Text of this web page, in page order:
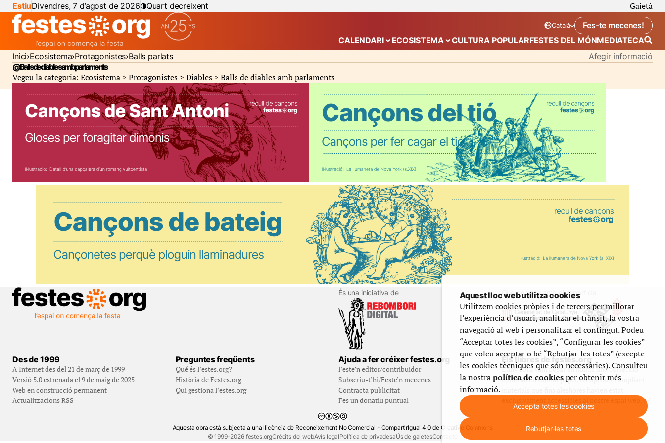
EstiuDivendres, 7 d’agost de 2026 Quart decreixent Gaietà
Idioma seleccionat:
Català
. Canviar idiomaFes-te mecenes!
CALENDARI Mostra el submenú de “Calendari”
ECOSISTEMA Mostra el submenú de “Ecosistema”
CULTURA POPULARFESTES DEL MÓNMEDIATECA
Inici Ecosistema Protagonistes Balls parlats
Afegir informació
@Balls de diables amb parlaments
Vegeu la categoria: Ecosistema > Protagonistes > Diables > Balls de diables amb parlaments
És una iniciativa de Que compta amb el suport de
Des de 1999
A Internet des del 21 de març de 1999
Versió 5.0 estrenada el 9 de maig de 2025
Web en construcció permanent
Actualitzacions RSS
Preguntes freqüents
Qué és Festes.org?
Història de Festes.org
Qui gestiona Festes.org
Ajuda a fer créixer festes.org
Feste’n editor/contribuidor
Subscriu-t’hi/Feste’n mecenes
Contracta publicitat
Fes un donatiu puntual
Els llibres de festes.org
L’any 2012 vam posar en marxa una col·lecció
editorial en format paper, recuperant i ampliant
exclusivament accessibles al nostre espai web. [+]
Aquesta obra està subjecta a una llicència de Reconeixement No Comercial - CompartirIgual 4.0 de Creative Commons
© 1999-2026 festes.orgCrèdits del webAvís legalPolítica de privadesaÚs de galetesContacte
Aquest lloc web utilitza cookies
Utilitzem cookies pròpies i de tercers per millorar
l’experiència d’usuari, analitzar el trànsit, la vostra
navegació al web i personalitzar el contingut. Podeu
“Acceptar totes les cookies”, “Configurar les cookies”
que voleu acceptar o bé “Rebutjar-les totes” (excepte
les cookies tècniques que són necessàries). Consulteu
la nostrapolítica de cookiesper obtenir més
informació.
Accepta totes les cookies
Rebutjar-les totes